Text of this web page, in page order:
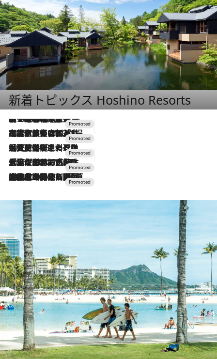
新着トピックス Hoshino Resorts
2026.8.7
【トンボの足水浴】ヒノキの香りに包まれて涼感マックス！約13℃の湧水かけ流しを避暑地「星野温泉 トンボの湯」で体験
2026.7.31
【ホテル帰省】という選択肢をOMOが提案。家族とほどよい距離を保つには「昼は実家、夜は気兼ねなくホテルで！」
2026.7.24
【夏限定ディナーコース】旬を迎える稚鮎や花ズッキーニなどをイタリア・トスカーナの郷土料理の手法で満喫！
2026.7.17
「土佐和ハーブかき氷」がOMO7高知に登場！生姜、山椒、大葉など目にも舌にも涼を呼ぶ郷土の味
2026.7.10
NEW OPEN！【界 草津】名湯の地に誕生。趣の異なる2種の温泉と上州ならではの会席・蕎麦割烹など美食を味わう究極の癒やし旅